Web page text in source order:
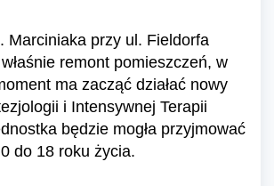
Marciniaka przy ul. Fieldorfa
remont pomieszczeń, w
ma zacząć działać nowy
i Intensywnej Terapii
będzie mogła przyjmować
do 18 roku życia.